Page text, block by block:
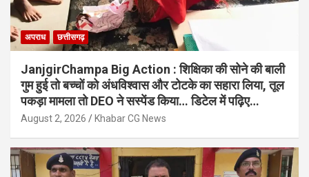
अपराध छत्तीसगढ़
JanjgirChampa Big Action : शिक्षिका की सोने की बाली
गुम हुई तो बच्चों को अंधविश्वास और टोटके का सहारा लिया, तूल
पकड़ा मामला तो DEO ने सस्पेंड किया… डिटेल में पढ़िए…
August 2, 2026 Khabar CG News